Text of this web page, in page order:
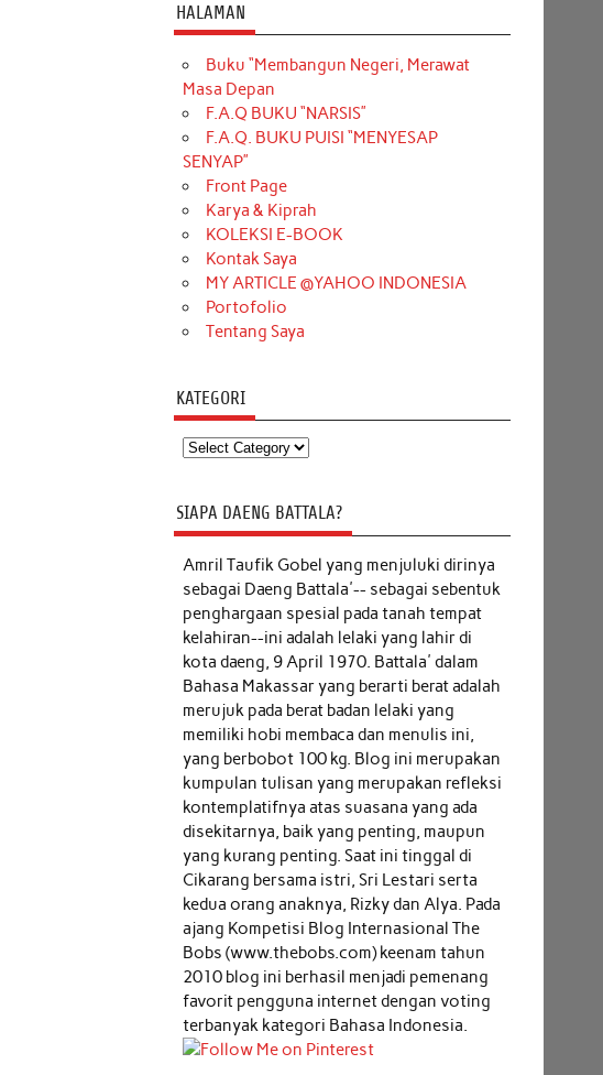
HALAMAN
Buku “Membangun Negeri, Merawat
Masa Depan
F.A.Q BUKU “NARSIS”
F.A.Q. BUKU PUISI “MENYESAP
SENYAP”
Front Page
Karya & Kiprah
KOLEKSI E-BOOK
Kontak Saya
MY ARTICLE @YAHOO INDONESIA
Portofolio
Tentang Saya
KATEGORI
Kategori
SIAPA DAENG BATTALA?
Amril Taufik Gobel yang menjuluki dirinya
sebagai Daeng Battala'-- sebagai sebentuk
penghargaan spesial pada tanah tempat
kelahiran--ini adalah lelaki yang lahir di
kota daeng, 9 April 1970. Battala' dalam
Bahasa Makassar yang berarti berat adalah
merujuk pada berat badan lelaki yang
memiliki hobi membaca dan menulis ini,
yang berbobot 100 kg. Blog ini merupakan
kumpulan tulisan yang merupakan refleksi
kontemplatifnya atas suasana yang ada
disekitarnya, baik yang penting, maupun
yang kurang penting. Saat ini tinggal di
Cikarang bersama istri, Sri Lestari serta
kedua orang anaknya, Rizky dan Alya. Pada
ajang Kompetisi Blog Internasional The
Bobs (www.thebobs.com) keenam tahun
2010 blog ini berhasil menjadi pemenang
favorit pengguna internet dengan voting
terbanyak kategori Bahasa Indonesia.